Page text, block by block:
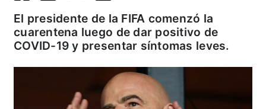
El presidente de la FIFA comenzó la
cuarentena luego de dar positivo de
COVID-19 y presentar síntomas leves.